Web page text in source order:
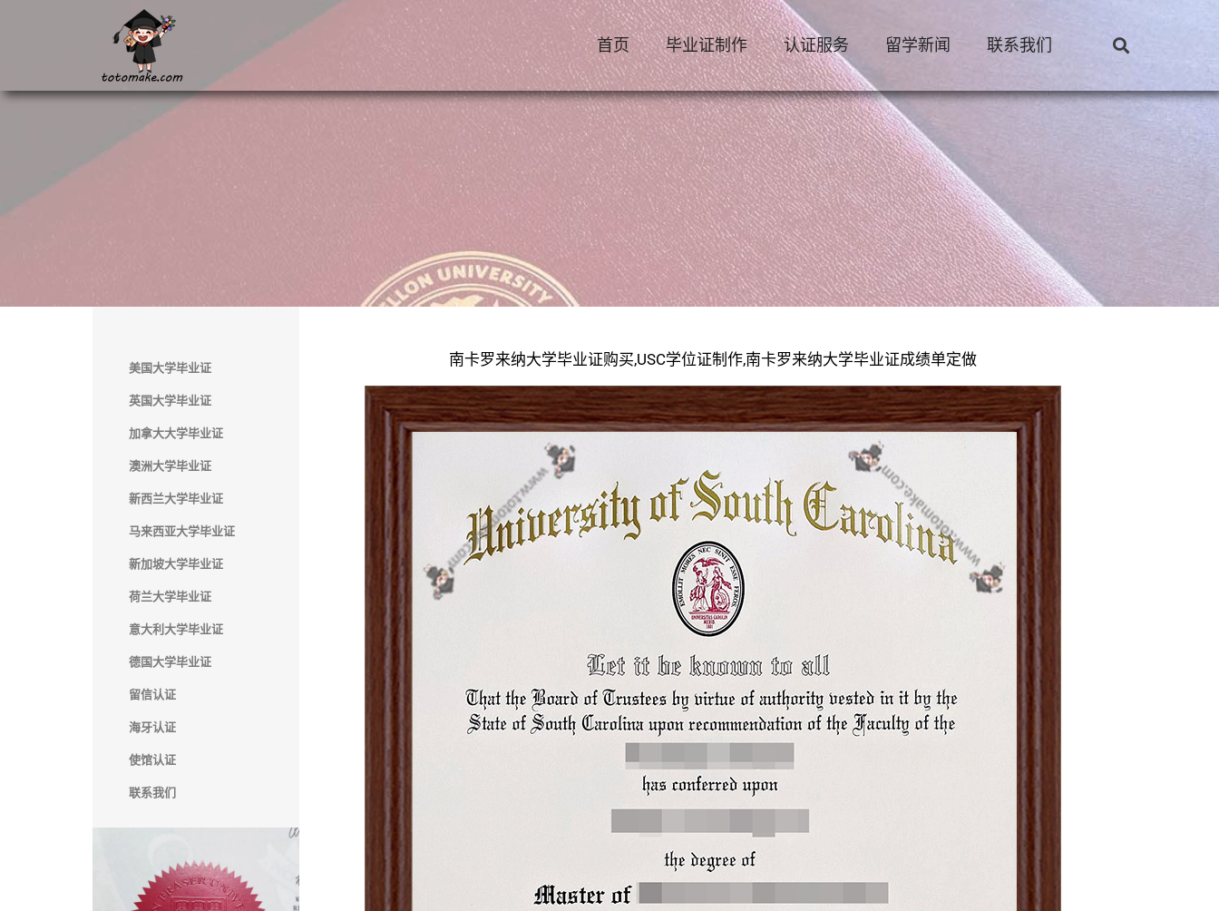
首页 毕业证制作 认证服务 留学新闻 联系我们
美国大学毕业证
英国大学毕业证
加拿大大学毕业证
澳洲大学毕业证
新西兰大学毕业证
马来西亚大学毕业证
新加坡大学毕业证
荷兰大学毕业证
意大利大学毕业证
德国大学毕业证
留信认证
海牙认证
使馆认证
联系我们
南卡罗来纳大学毕业证购买,USC学位证制作,南卡罗来纳大学毕业证成绩单定做